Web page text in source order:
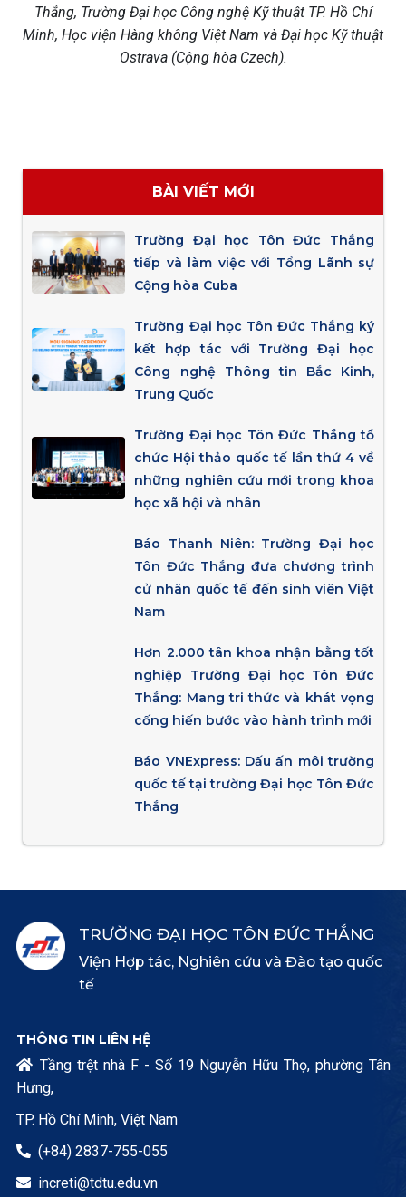
Thắng, Trường Đại học Công nghệ Kỹ thuật TP. Hồ Chí
Minh, Học viện Hàng không Việt Nam và Đại học Kỹ thuật
Ostrava (Cộng hòa Czech).
BÀI VIẾT MỚI
Trường Đại học Tôn Đức Thắng
tiếp và làm việc với Tổng Lãnh sự
Cộng hòa Cuba
Trường Đại học Tôn Đức Thắng ký
kết hợp tác với Trường Đại học
Công nghệ Thông tin Bắc Kinh,
Trung Quốc
Trường Đại học Tôn Đức Thắng tổ
chức Hội thảo quốc tế lần thứ 4 về
những nghiên cứu mới trong khoa
học xã hội và nhân
Báo Thanh Niên: Trường Đại học
Tôn Đức Thắng đưa chương trình
cử nhân quốc tế đến sinh viên Việt
Nam
Hơn 2.000 tân khoa nhận bằng tốt
nghiệp Trường Đại học Tôn Đức
Thắng: Mang tri thức và khát vọng
cống hiến bước vào hành trình mới
Báo VNExpress: Dấu ấn môi trường
quốc tế tại trường Đại học Tôn Đức
Thắng
TRƯỜNG ĐẠI HỌC TÔN ĐỨC THẮNG
Viện Hợp tác, Nghiên cứu và Đào tạo quốc
tế
THÔNG TIN LIÊN HỆ
 Tầng trệt nhà F - Số 19 Nguyễn Hữu Thọ, phường Tân
Hưng,
TP. Hồ Chí Minh, Việt Nam
 (+84) 2837-755-055
 increti@tdtu.edu.vn